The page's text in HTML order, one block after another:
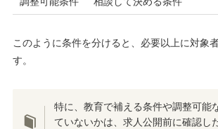
このように条件を分けると、必要以上に対象
す。
特に、教育で補える条件や調整可能
ていないかは、求人公開前に確認し